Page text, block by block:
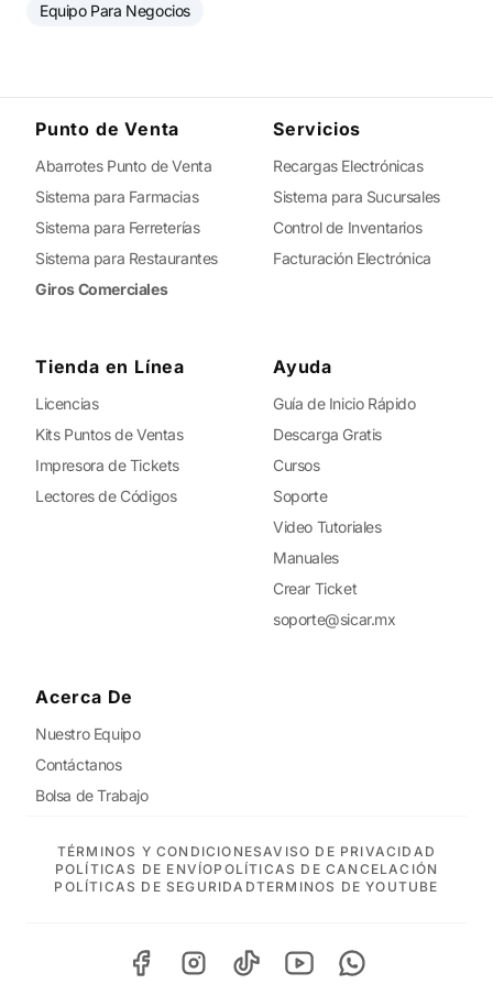
Equipo Para Negocios
Punto de Venta
Abarrotes Punto de Venta
Sistema para Farmacias
Sistema para Ferreterías
Sistema para Restaurantes
Giros Comerciales
Servicios
Recargas Electrónicas
Sistema para Sucursales
Control de Inventarios
Facturación Electrónica
Tienda en Línea
Licencias
Kits Puntos de Ventas
Impresora de Tickets
Lectores de Códigos
Ayuda
Guía de Inicio Rápido
Descarga Gratis
Cursos
Soporte
Video Tutoriales
Manuales
Crear Ticket
soporte@sicar.mx
Acerca De
Nuestro Equipo
Contáctanos
Bolsa de Trabajo
TÉRMINOS Y CONDICIONESAVISO DE PRIVACIDAD
POLÍTICAS DE ENVÍOPOLÍTICAS DE CANCELACIÓN
POLÍTICAS DE SEGURIDADTERMINOS DE YOUTUBE